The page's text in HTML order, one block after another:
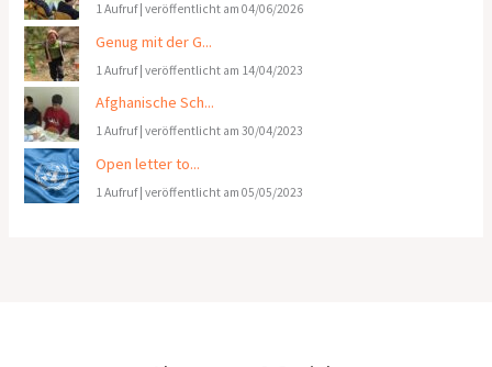
1 Aufruf|veröffentlicht am 04/06/2026
Genug mit der G...
1 Aufruf|veröffentlicht am 14/04/2023
Afghanische Sch...
1 Aufruf|veröffentlicht am 30/04/2023
Open letter to...
1 Aufruf|veröffentlicht am 05/05/2023